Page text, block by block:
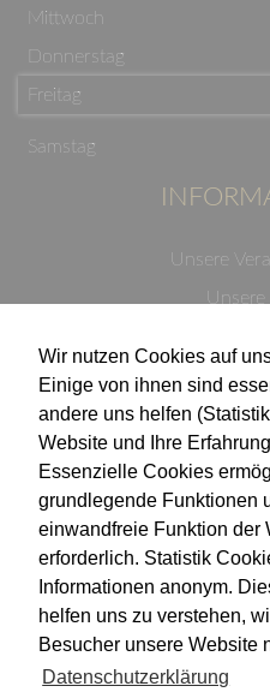
Wir nutzen Cookies auf
Einige von ihnen sind
andere uns helfen
Website und Ihre
Essenzielle Cookies
grundlegende Funktionen
einwandfreie Funktion der
erforderlich. Statistik
Informationen anonym.
helfen uns zu verstehen,
Besucher unsere Website
Datenschutzerklärung
Mittwoch
Donnerstag
Freitag
Samstag
Unsere
Wir treten für einen
Alkohol ein.
Weingut
Eugen-Nägele-